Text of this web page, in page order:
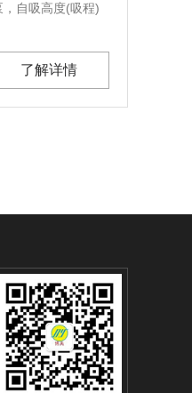
自吸高度(吸程)
了解详情